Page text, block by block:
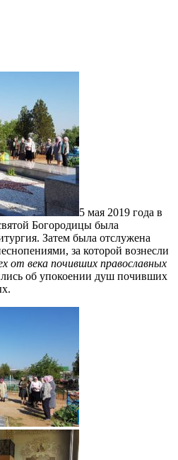
5 мая 2019 года в
Богородицы была
Затем была отслужена
за которой вознесли
от века почивших православных
об упокоении душ почивших